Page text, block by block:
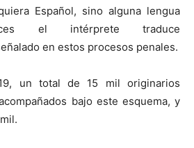
Español, sino alguna lengua
el intérprete traduce
en estos procesos penales.
un total de 15 mil originarios
bajo este esquema, y